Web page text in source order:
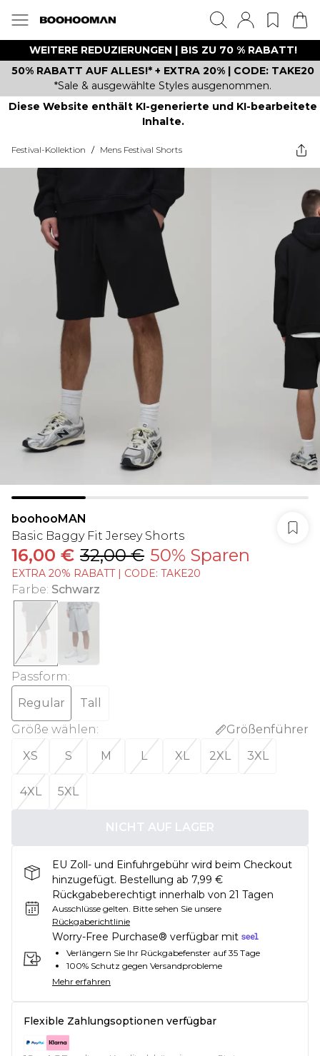
WEITERE REDUZIERUNGEN | BIS ZU 70 % RABATT!
50% RABATT AUF ALLES!* + EXTRA 20% | CODE: TAKE20
*Sale & ausgewählte Styles ausgenommen.
Diese Website enthält KI-generierte und KI-bearbeitete
Inhalte.
Festival-Kollektion / Mens Festival Shorts
boohooMAN
Basic Baggy Fit Jersey Shorts
16,00 € 32,00 € 50% Sparen
EXTRA 20% RABATT | CODE: TAKE20
Farbe: Schwarz
Passform:
Regular
Tall
Größe wählen:
Größenführer
XS
S M L XL 2XL 3XL
4XL 5XL
NICHT AUF LAGER
EU Zoll- und Einfuhrgebühr wird beim Checkout
hinzugefügt. Bestellung ab 7,99 €
Rückgabeberechtigt innerhalb von 21 Tagen
Ausschlüsse gelten. Bitte sehen Sie unsere
Rückgaberichtlinie
Worry-Free Purchase® verfügbar mit
Verlängern Sie Ihr Rückgabefenster auf 35 Tage
100% Schutz gegen Versandprobleme
Mehr erfahren
Flexible Zahlungsoptionen verfügbar